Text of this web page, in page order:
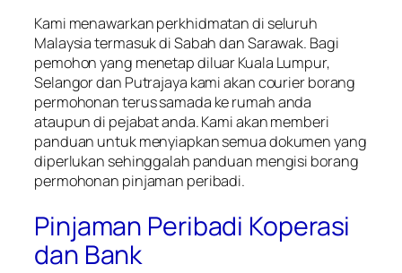
Kami menawarkan perkhidmatan di seluruh
Malaysia termasuk di Sabah dan Sarawak. Bagi
pemohon yang menetap diluar Kuala Lumpur,
Selangor dan Putrajaya kami akan courier borang
permohonan terus samada ke rumah anda
ataupun di pejabat anda. Kami akan memberi
panduan untuk menyiapkan semua dokumen yang
diperlukan sehinggalah panduan mengisi borang
permohonan pinjaman peribadi.
Pinjaman Peribadi Koperasi
dan Bank